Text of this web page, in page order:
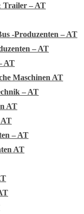
– AT
-Produzenten – AT
– AT
AT
Maschinen AT
– AT
AT
AT
– AT
AT